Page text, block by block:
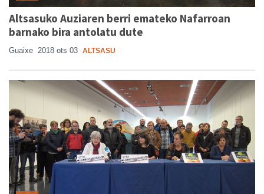
Altsasuko Auziaren berri emateko Nafarroan
barnako bira antolatu dute
Guaixe 2018 ots 03 ALTSASU